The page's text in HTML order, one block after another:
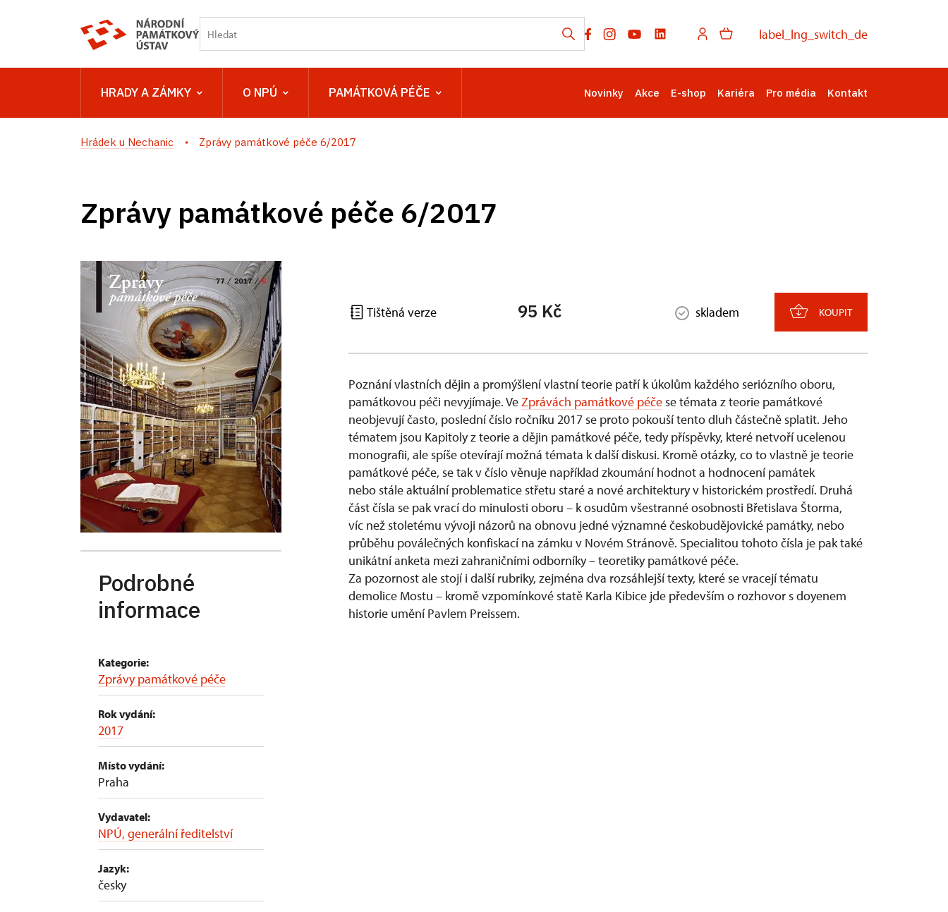
label_lng_switch_de
HRADY A ZÁMKY O NPÚ PAMÁTKOVÁ PÉČE Novinky Akce E-shop Kariéra Pro média Kontakt
Hrádek u Nechanic Zprávy památkové péče 6/2017
Zprávy památkové péče 6/2017
Podrobné
informace
Kategorie:
Zprávy památkové péče
Rok vydání:
2017
Místo vydání:
Praha
Vydavatel:
NPÚ, generální ředitelství
Jazyk:
česky
Tištěná verze 95 Kč skladem KOUPIT
Poznání vlastních dějin a promýšlení vlastní teorie patří k úkolům každého seriózního oboru,
památkovou péči nevyjímaje. VeZprávách památkové péčese témata z teorie památkové
neobjevují často, poslední číslo ročníku 2017 se proto pokouší tento dluh částečně splatit. Jeho
tématem jsou Kapitoly z teorie a dějin památkové péče, tedy příspěvky, které netvoří ucelenou
monografii, ale spíše otevírají možná témata k další diskusi. Kromě otázky, co to vlastně je teorie
památkové péče, se tak v číslo věnuje například zkoumání hodnot a hodnocení památek
nebostále aktuální problematicestřetu staré a nové architektury v historickém prostředí. Druhá
částčísla se pak vrací do minulosti oboru – k osudům všestranné osobnosti Břetislava Štorma,
víc než stoletému vývoji názorů na obnovu jedné významné českobudějovické památky, nebo
průběhu poválečných konfiskací na zámku v Novém Stránově. Specialitou tohoto čísla je pak také
unikátní anketa mezi zahraničními odborníky – teoretiky památkové péče.
Za pozornost ale stojí i další rubriky, zejména dva rozsáhlejší texty, které se vracejí tématu
demolice Mostu – kromě vzpomínkové statě Karla Kibice jde především o rozhovor s doyenem
historie umění Pavlem Preissem.